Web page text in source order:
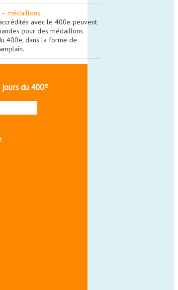
médaillons
avec le 400e peuvent
pour des médaillons
400e, dans la forme de
du 400e